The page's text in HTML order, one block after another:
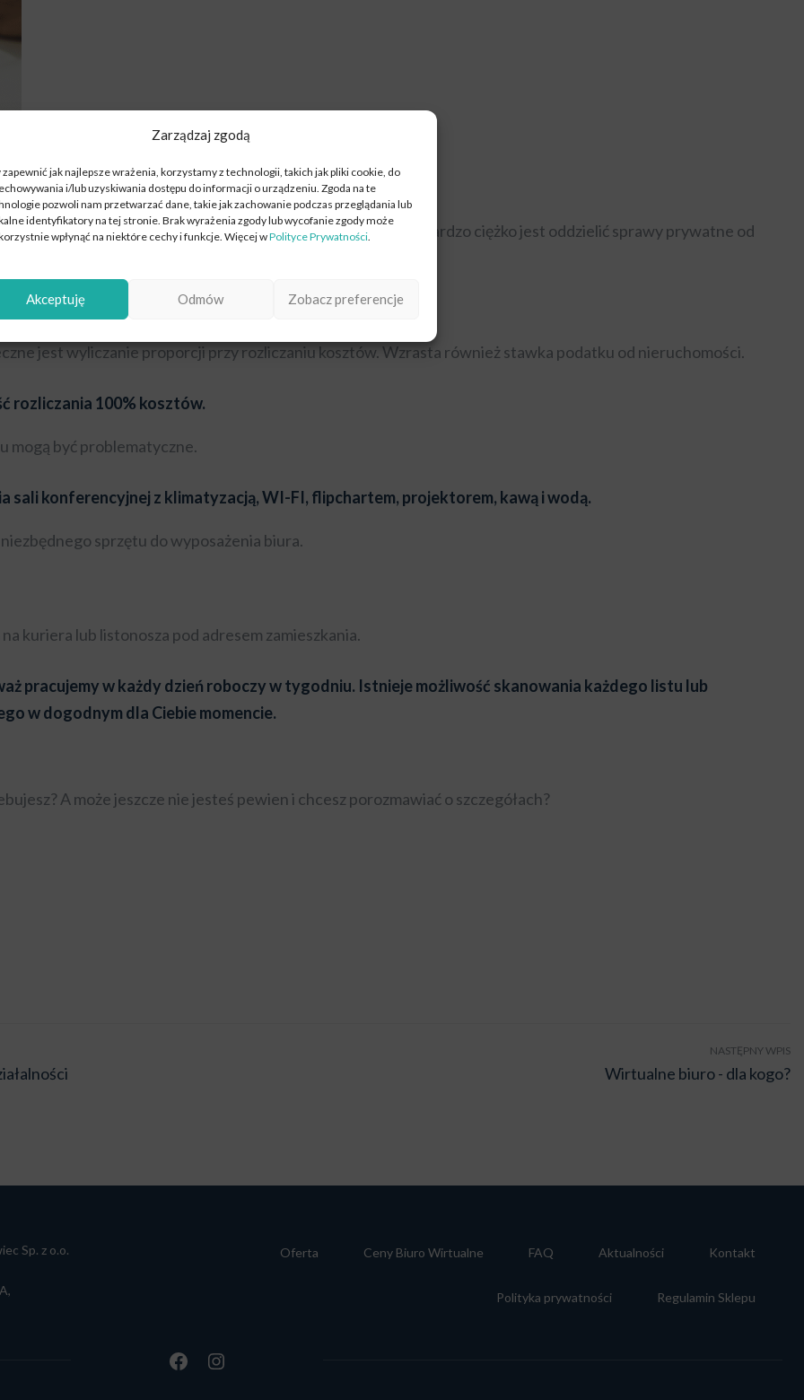
Zarządzaj zgodą
zapewnić jak najlepsze wrażenia, korzystamy z technologii, takich jak pliki cookie, do
i/lub uzyskiwania dostępu do informacji o urządzeniu. Zgoda na te
pozwoli nam przetwarzać dane, takie jak zachowanie podczas przeglądania lub
identyfikatory na tej stronie. Brak wyrażenia zgody lub wycofanie zgody może
wpłynąć na niektóre cechy i funkcje. Więcej wPolityce Prywatności
Akceptuję Odmów Zobacz preferencje
w Internecie oraz wszystkich dokumentach, przez co bardzo ciężko jest oddzielić sprawy prywatne od
Twojej firmy.
jest wyliczanie proporcji przy rozliczaniu kosztów. Wzrasta również stawka podatku od nieruchomości.
rozliczania 100% kosztów.
mogą być problematyczne.
sali konferencyjnej z klimatyzacją, WI-FI, flipchartem, projektorem, kawą i wodą.
sprzętu do wyposażenia biura.
kuriera lub listonosza pod adresem zamieszkania.
pracujemy w każdy dzień roboczy w tygodniu. Istnieje możliwość skanowania każdego listu lub
w dogodnym dla Ciebie momencie.
A może jeszcze nie jesteś pewien i chcesz porozmawiać o szczegółach?
NASTĘPNY WPIS
Wirtualne biuro - dla kogo?
Sp. z o.o. Oferta Ceny Biuro Wirtualne FAQ Aktualności Kontakt
Polityka prywatności Regulamin Sklepu